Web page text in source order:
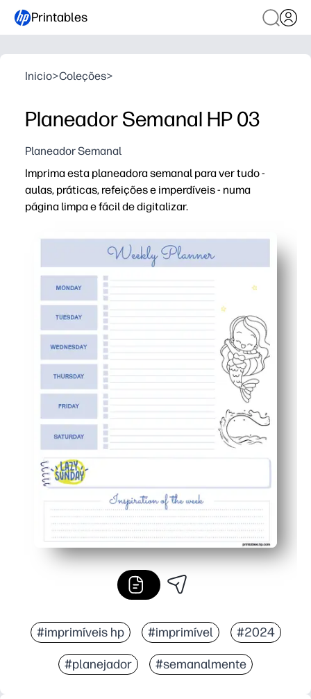
Printables
Inicio>Coleções>
Planeador Semanal HP 03
Planeador Semanal
Imprima esta planeadora semanal para ver tudo -
aulas, práticas, refeições e imperdíveis - numa
página limpa e fácil de digitalizar.
Print-and-go - faça o download, imprima e comece a
Instantâneo semanal - espaço livre para cada dia
Familiar e sala de aula - ajude as crianças a
Visor flexível - coloque no frigorífico, coloque num
#imprimíveis hp #imprimível #2024
#planejador #semanalmente